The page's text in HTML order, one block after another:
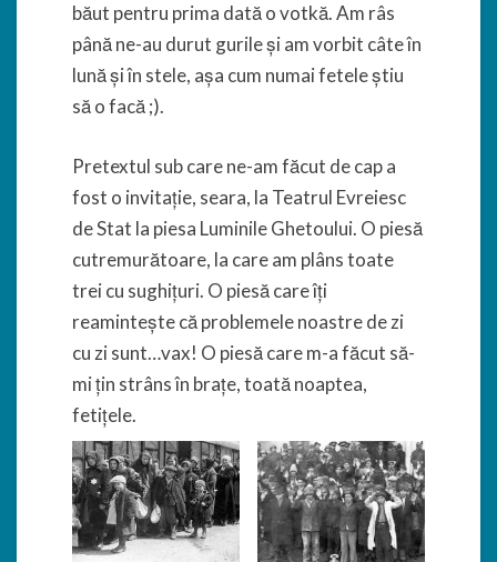
băut pentru prima dată o votkă. Am râs
până ne-au durut gurile și am vorbit câte în
lună și în stele, așa cum numai fetele știu
să o facă ;).
Pretextul sub care ne-am făcut de cap a
fost o invitație, seara, la Teatrul Evreiesc
de Stat la piesa Luminile Ghetoului. O piesă
cutremurătoare, la care am plâns toate
trei cu sughițuri. O piesă care îți
reamintește că problemele noastre de zi
cu zi sunt…vax! O piesă care m-a făcut să-
mi țin strâns în brațe, toată noaptea,
fetițele.